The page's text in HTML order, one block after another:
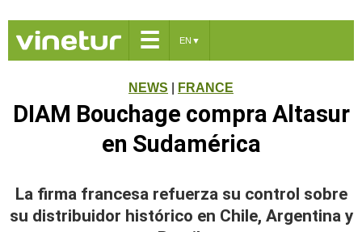
☰ EN ▼
NEWS FRANCE
DIAM Bouchage compra Altasur
en Sudamérica
La firma francesa refuerza su control sobre
su distribuidor histórico en Chile, Argentina y